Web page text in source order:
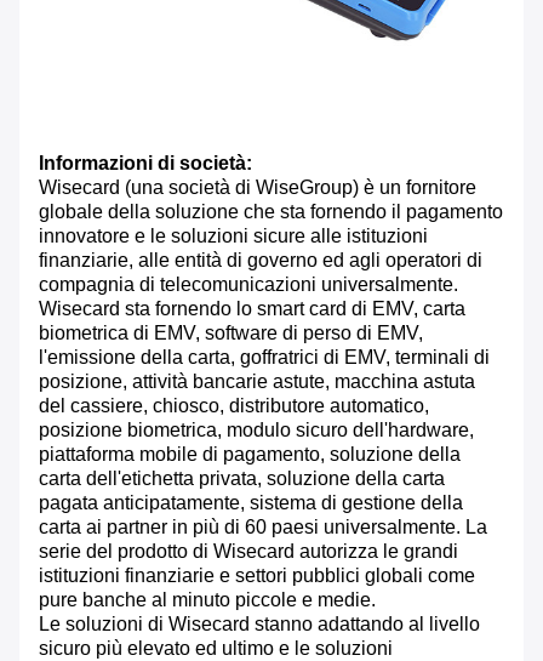
Informazioni di società:
Wisecard (una società di WiseGroup) è un fornitore
globale della soluzione che sta fornendo il pagamento
innovatore e le soluzioni sicure alle istituzioni
finanziarie, alle entità di governo ed agli operatori di
compagnia di telecomunicazioni universalmente.
Wisecard sta fornendo lo smart card di EMV, carta
biometrica di EMV, software di perso di EMV,
l'emissione della carta, goffratrici di EMV, terminali di
posizione, attività bancarie astute, macchina astuta
del cassiere, chiosco, distributore automatico,
posizione biometrica, modulo sicuro dell'hardware,
piattaforma mobile di pagamento, soluzione della
carta dell'etichetta privata, soluzione della carta
pagata anticipatamente, sistema di gestione della
carta ai partner in più di 60 paesi universalmente. La
serie del prodotto di Wisecard autorizza le grandi
istituzioni finanziarie e settori pubblici globali come
pure banche al minuto piccole e medie.
Le soluzioni di Wisecard stanno adattando al livello
sicuro più elevato ed ultimo e le soluzioni